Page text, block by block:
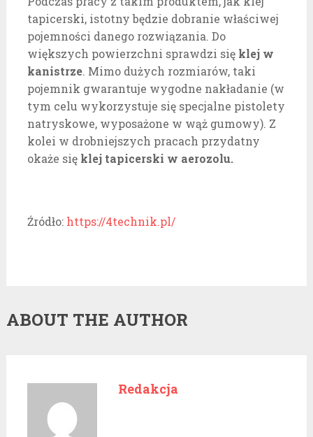
tapicerski, istotny będzie dobranie właściwej
pojemności danego rozwiązania. Do
większych powierzchni sprawdzi się klej w
kanistrze. Mimo dużych rozmiarów, taki
pojemnik gwarantuje wygodne nakładanie (w
tym celu wykorzystuje się specjalne pistolety
natryskowe, wyposażone w wąż gumowy). Z
kolei w drobniejszych pracach przydatny
okaże się klej tapicerski w aerozolu.
Źródło: https://4technik.pl/
ABOUT THE AUTHOR
Redakcja